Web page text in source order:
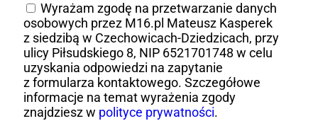
Wyrażam zgodę na przetwarzanie danych
osobowych przez M16.pl Mateusz Kasperek
z siedzibą w Czechowicach-Dziedzicach, przy
ulicy Piłsudskiego 8, NIP 6521701748 w celu
uzyskania odpowiedzi na zapytanie
z formularza kontaktowego. Szczegółowe
informacje na temat wyrażenia zgody
znajdziesz w polityce prywatności.